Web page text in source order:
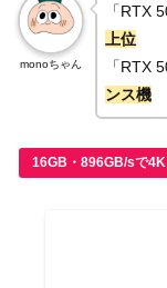
monoちゃん
「RTX
上位
「RTX
ンス機
16GB・896GB/sで